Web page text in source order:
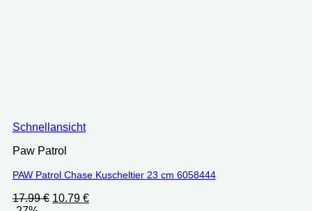
Schnellansicht
Paw Patrol
PAW Patrol Chase Kuscheltier 23 cm ‎6058444
17.99€ Ursprünglicher
10.79 €Aktueller